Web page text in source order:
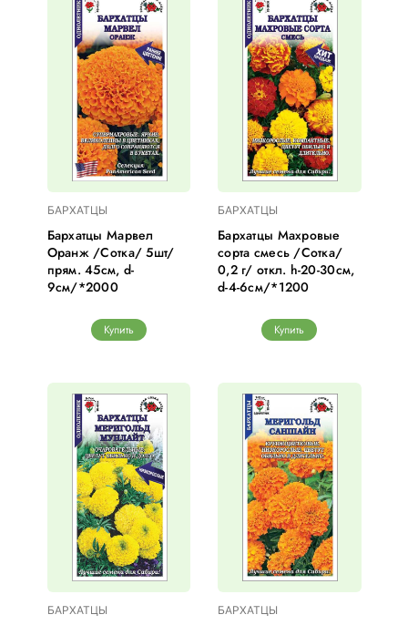
БАРХАТЦЫ
Бархатцы Марвел
Оранж /Сотка/ 5шт/
прям. 45см, d-
9см/*2000
Купить
БАРХАТЦЫ
Бархатцы Махровые
сорта смесь /Сотка/
0,2 г/ откл. h-20-30см,
d-4-6см/*1200
Купить
БАРХАТЦЫ БАРХАТЦЫ